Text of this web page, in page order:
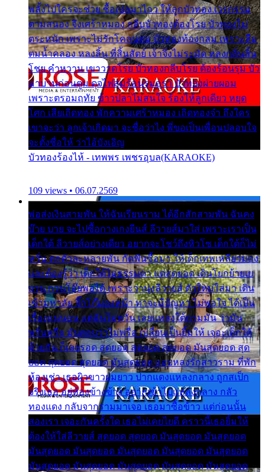
พลั้งไปใครจะช่วย ซื้อเปลมาไกว ให้ลูกบัวทอง เวรกรรม
ตามสนอง จึงเศร้าหมอง กลีบบัวทองต้องโรย บัวทองไม่
ตระหนัก เพราะไม่รักโคลนตม บัวทองท้องกลม เพราะลืม
ตมน้ำคลอง หลงลิ้น ที่สิ้นสัตย์ เจ้าจึงไม่ระมัด หลงกลิ่นลิ้น
โชย คำหวาน เขาวาดโรย บัวทองกลีบโรย ต้องร้อนรุม บัว
มาบานก่อนตูม ดุจไฟสุมร้อนรุมอุรา บัวทองผ่ายผอม
เพราะตรอมฤทัย ข้าวปลาไม่สนใจ ร้องไห้ลูกเดียว หยุด
โศก เสียเถิดทอง พักความเศร้าหมอง เถิดทองจ๋า ถึงใคร
เขาจะว่า ลูกเจ้าเกิดมา จะชื่อว่าไง พี่ขอเป็นเพื่อนปลอบใจ
จะตั้งชื่อให้ ว่าไอ้บังเอิญ
บัวทองร้องไห้ - เทพพร เพชรอุบล(KARAOKE)
109 views • 06.07.2569
พ่อส่งเงินสามพัน ให้ฉันเรียนราม ได้อีกสักสามพัน ฉันคง
บ๊าย บาย จะไปซื้อกางเกงยีนส์ ลีวายส์มาใส่ เพราะเราเป็น
เด็กใต้ ลีวายส์อย่างเดียว อยากจะโชว์ถึงหิวโซ เด็กใต้ก็ไม่
หวั่น ตกตัวละหลายพัน กัดฟันซื้อมา ให้เด็กเทพเหลียวมอง
และต้องรู้ว่า เด็กใต้ไม่ธรรมดา แต่สุดยอด เดินโยกย้ายเย
ยวน กวนโอ๊ยพอได้ เพราะว่านุ่งลีวายส์ ตัวใหม่ใส่มา เดิน
เข้ามหาลัย จิ๊กโก๊มองหน้า ท่าจะมีปัญหา ไม่พอใจ ได้เป็น
เรื่องแน่นอน แต่ฉันไม่หวั่น เลยแหลงใต้ถามมัน ว่ามัน
พรั่นพรือ มันตอบว่าไม่พรื่อ เปลี่ยนเป็นยิ้มให้ เจอะเด็กใต้
ด้วยกัน ก็เลยรอด สุดยอด สุดยอด สุดยอด มันสุดยอด สุด
ยอด สุดยอด สุดยอด มันสุดยอด แอบหลงรักสาวราม ที่พัก
ห้องเช่า เธอผิวขาวผมยาว ปากแดงแหลงกลาง ถูกสเป็ก
จริงเธอ อยู่ห้องข้างข้าง อยากเข้าไปแหลงกลาง กลัว
ทองแดง กลับจากรามมาเจอ เธอมาซื้อข้าว แต่ก่อนนั้น
สองเรา เจอะกันครั้งใด เธอไม่เคยไยดี คราวนี้เธอยิ้มให้
ต้องให้ใส่ลีวายส์ สุดยอด สุดยอด มันสุดยอด มันสุดยอด
มันสุดยอด มันสุดยอด มันสุดยอด มันสุดยอด มันสุดยอด
มันสุดยอด มันสุดยอด มันสุดยอด มันสุดยอด มันสุดยอด